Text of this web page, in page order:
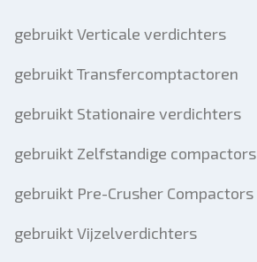
gebruikt Verticale verdichters
gebruikt Transfercomptactoren
gebruikt Stationaire verdichters
gebruikt Zelfstandige compactors
gebruikt Pre-Crusher Compactors
gebruikt Vijzelverdichters